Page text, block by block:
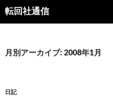
コ
ン
ツ
キ
転回社通信
検
索
月別アーカイブ: 2008年1月
日記